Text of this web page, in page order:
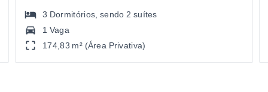
3 Dormitórios , sendo 2 suítes
1 Vaga
174,83 m² (Área Privativa)